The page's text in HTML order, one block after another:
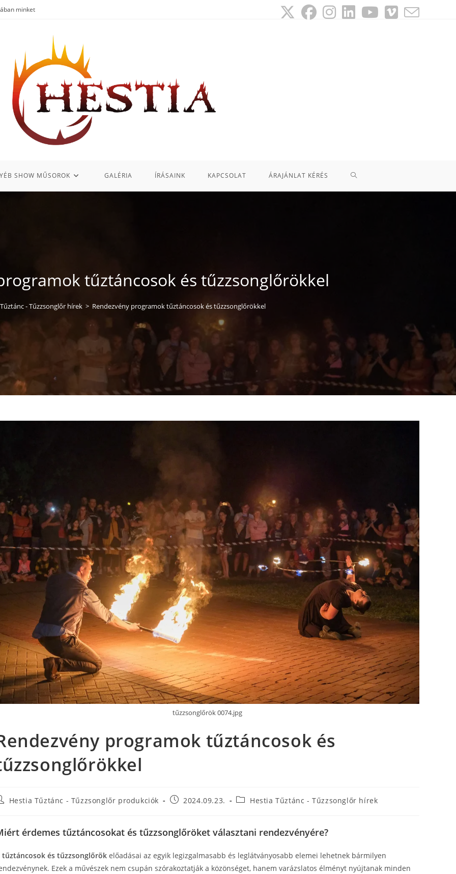
minket
SHOW MŰSOROK GALÉRIA ÍRÁSAINK KAPCSOLAT ÁRAJÁNLAT KÉRÉS
tűztáncosok és tűzzsonglőrökkel
- Tűzzsonglőr hírek > Rendezvény programok tűztáncosok és tűzzsonglőrökkel
tűzzsonglőrök 0074.jpg
programok tűztáncosok és
Hestia Tűztánc - Tűzzsonglőr produkciók 2024.09.23. Hestia Tűztánc - Tűzzsonglőr hírek
érdemes tűztáncosokat és tűzzsonglőröket választani rendezvényére?
tűztáncosok és tűzzsonglőrök előadásai az egyik legizgalmasabb és leglátványosabb elemei lehetnek bármilyen
Ezek a művészek nem csupán szórakoztatják a közönséget, hanem varázslatos élményt nyújtanak minden